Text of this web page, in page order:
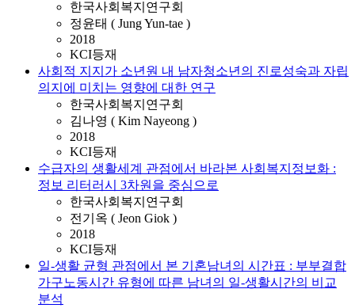
한국사회복지연구회
정윤태 ( Jung Yun-tae )
2018
KCI등재
사회적 지지가 소년원 내 남자청소년의 진로성숙과 자립
의지에 미치는 영향에 대한 연구
한국사회복지연구회
김나영 ( Kim Nayeong )
2018
KCI등재
수급자의 생활세계 관점에서 바라본 사회복지정보화 :
정보 리터러시 3차원을 중심으로
한국사회복지연구회
전기옥 ( Jeon Giok )
2018
KCI등재
일-생활 균형 관점에서 본 기혼남녀의 시간표 : 부부결합
가구노동시간 유형에 따른 남녀의 일-생활시간의 비교
분석